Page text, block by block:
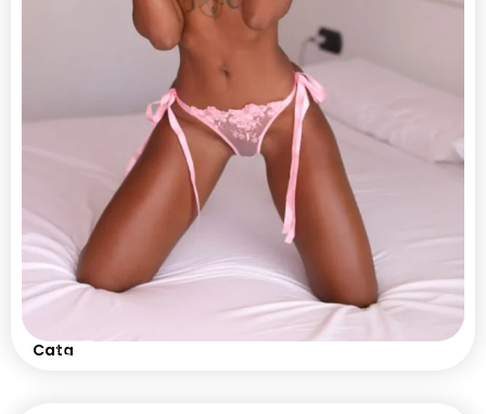
Cata🇨🇴